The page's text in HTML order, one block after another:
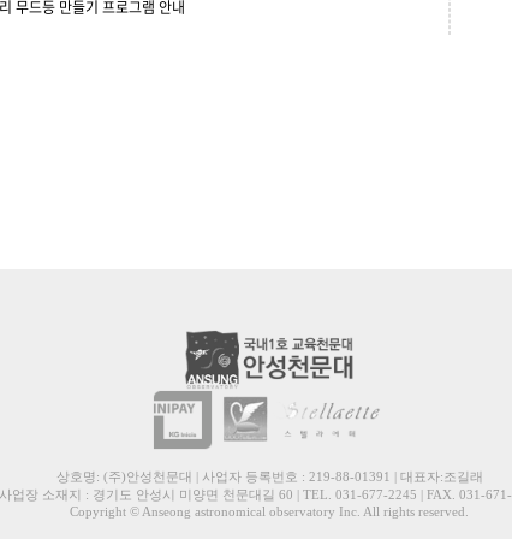
무드등 만들기 프로그램 안내
상호명: (주)안성천문대 | 사업자 등록번호 : 219-88-01391 | 대표자:조길래
업장 소재지 : 경기도 안성시 미양면 천문대길 60 | TEL. 031-677-2245 | FAX. 031-
Copyright © Anseong astronomical observatory Inc. All rights reserved.